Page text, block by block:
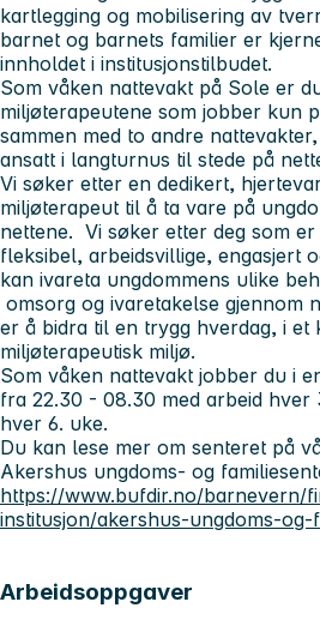
kartlegging og mobilisering av
barnet og barnets familier er
innholdet i institusjonstilbudet.
Som våken nattevakt på Sole er
miljøterapeutene som jobber kun
sammen med to andre
ansatt i langturnus til stede på
Vi søker etter en dedikert,
miljøterapeut til å ta vare på
nettene. Vi søker etter deg som
fleksibel, arbeidsvillige, engasjert
kan ivareta ungdommens ulike
omsorg og ivaretakelse gjennom
er å bidra til en trygg hverdag, i et
miljøterapeutisk miljø.
Som våken nattevakt jobber du i
fra 22.30 - 08.30 med arbeid hver
hver 6. uke.
Du kan lese mer om senteret på
Akershus ungdoms- og
https://www.bufdir.no/barnevern/
institusjon/akershus-ungdoms-
Arbeidsoppgaver